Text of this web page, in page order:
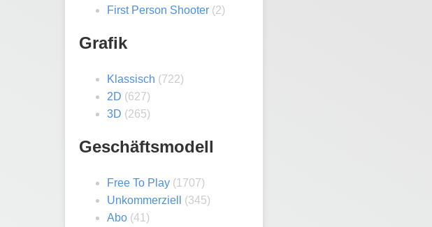
First Person Shooter (2)
Grafik
Klassisch (722)
2D (627)
3D (265)
Geschäftsmodell
Free To Play (1707)
Unkommerziell
(345)
Abo (41)